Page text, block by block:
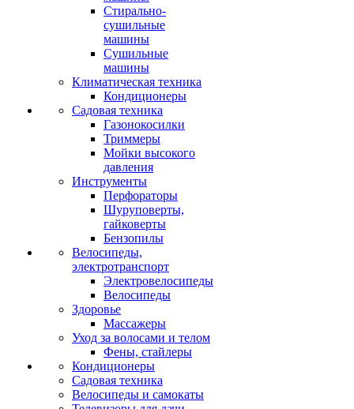
Стирально-
сушильные
машины
Сушильные
машины
Климатическая техника
Кондиционеры
Садовая техника
Газонокосилки
Триммеры
Мойки высокого
давления
Инструменты
Перфораторы
Шуруповерты,
гайковерты
Бензопилы
Велосипеды,
электротранспорт
Электровелосипеды
Велосипеды
Здоровье
Массажеры
Уход за волосами и телом
Фены, стайлеры
Кондиционеры
Садовая техника
Велосипеды и самокаты